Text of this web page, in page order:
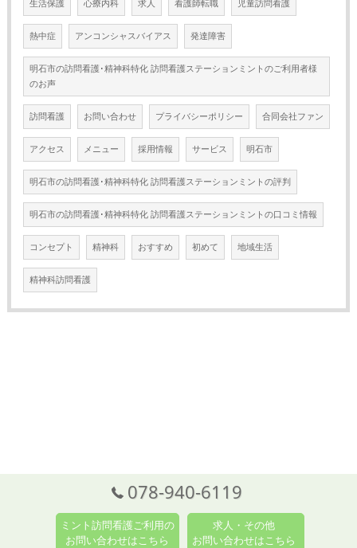
生活保護 心療内科 求人 看護師転職 児童訪問看護
熱中症 アンコンシャスバイアス 発達障害
明石市の訪問看護･精神科特化 訪問看護ステーションミントのご利用者様
のお声
訪問看護 お問い合わせ プライバシーポリシー 合同会社ファン
アクセス メニュー 採用情報 サービス 明石市
明石市の訪問看護･精神科特化 訪問看護ステーションミントの評判
明石市の訪問看護･精神科特化 訪問看護ステーションミントの口コミ情報
コンセプト 精神科 おすすめ 初めて 地域生活
精神科訪問看護
078-940-6119
ミント訪問看護ご利用の
お問い合わせはこちら
求人・その他
お問い合わせはこちら